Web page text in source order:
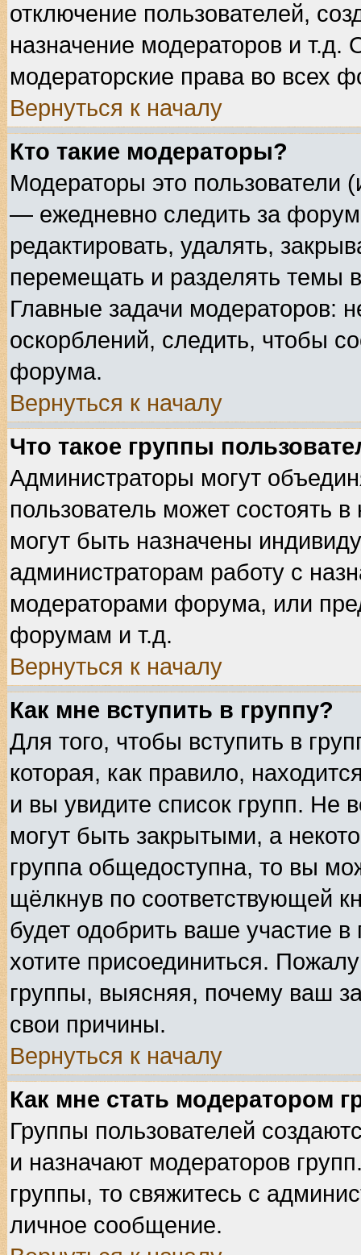
отключение пользователей,
назначение модераторов и
модераторские права во всех
Вернуться к началу
Кто такие модераторы?
Модераторы это пользователи
— ежедневно следить за
редактировать, удалять,
перемещать и разделять темы
Главные задачи модераторов:
оскорблений, следить, чтобы
форума.
Вернуться к началу
Что такое группы
Администраторы могут
пользователь может состоять
могут быть назначены
администраторам работу с
модераторами форума, или
форумам и т.д.
Вернуться к началу
Как мне вступить в группу?
Для того, чтобы вступить в
которая, как правило,
и вы увидите список групп. Не
могут быть закрытыми, а
группа общедоступна, то вы
щёлкнув по соответствующей
будет одобрить ваше участие
хотите присоединиться.
группы, выясняя, почему ваш
свои причины.
Вернуться к началу
Как мне стать модератором
Группы пользователей
и назначают модераторов
группы, то свяжитесь с
личное сообщение.